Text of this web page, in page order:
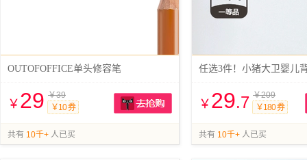
OUTOFOFFICE单头修容笔
￥ 29 ￥39
￥10 券
共有 10千+ 人已买
￥ 29.7 ￥209
￥180 券
共有 10千+ 人已买